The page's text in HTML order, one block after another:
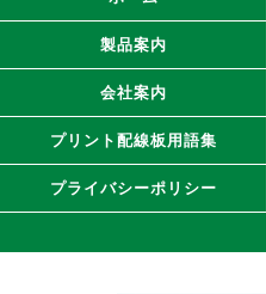
製品案内
会社案内
プリント配線板用語集
プライバシーポリシー